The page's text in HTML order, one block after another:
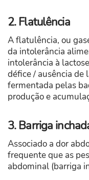
2. Flatulência
A flatulência, ou
da intolerância
intolerância à
défice / ausência de
fermentada pelas
produção e
3. Barriga
Associado a dor
frequente que as
abdominal (barriga